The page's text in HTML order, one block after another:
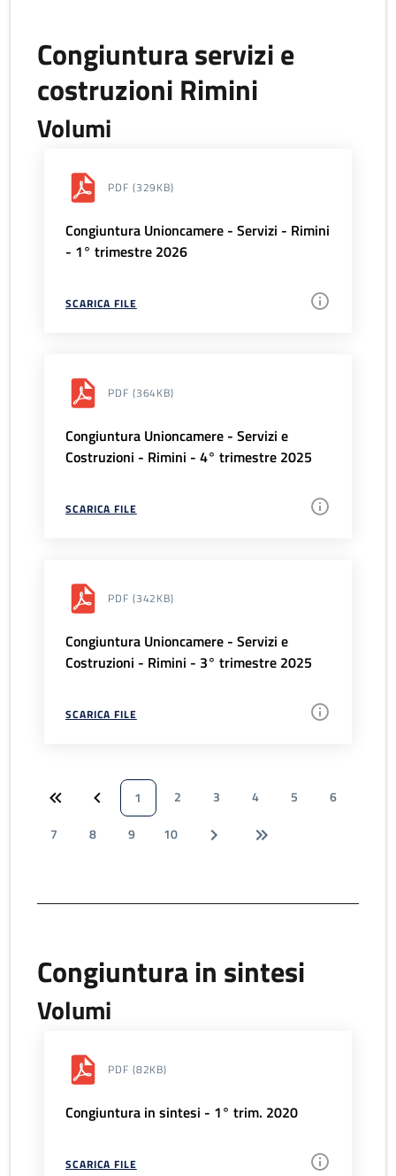
Congiuntura servizi e
costruzioni Rimini
Volumi
PDF (329KB)
Congiuntura Unioncamere - Servizi - Rimini
- 1° trimestre 2026
SCARICA FILE
PDF (364KB)
Congiuntura Unioncamere - Servizi e
Costruzioni - Rimini - 4° trimestre 2025
SCARICA FILE
PDF (342KB)
Congiuntura Unioncamere - Servizi e
Costruzioni - Rimini - 3° trimestre 2025
SCARICA FILE
1 2 3 4 5
6
7
8 9 10
Congiuntura in sintesi
Volumi
PDF (82KB)
Congiuntura in sintesi - 1° trim. 2020
SCARICA FILE